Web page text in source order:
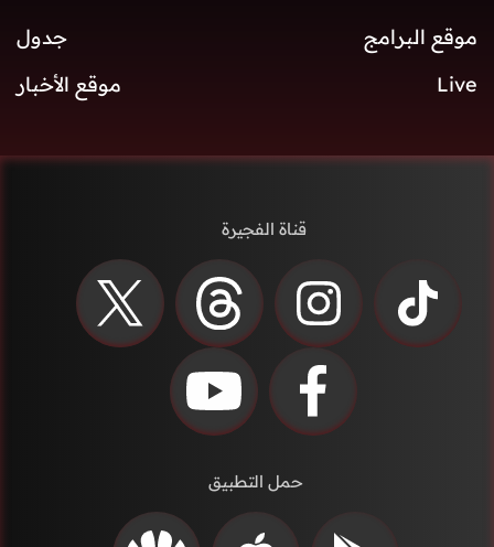
موقع البرامج
جدول
Live
موقع الأخبار
قناة الفجيرة
حمل التطبيق